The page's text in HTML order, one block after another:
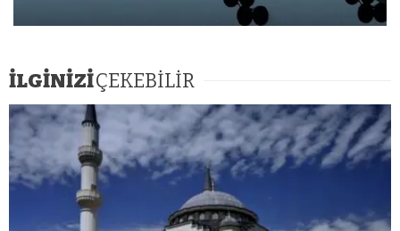
İLGİNİZİÇEKEBİLİR